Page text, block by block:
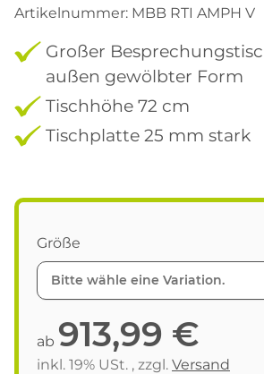
Artikelnummer: MBB RTI AMPH V
Großer
außen gewölbter Form
Tischhöhe 72 cm
Tischplatte 25 mm stark
Größe
Bitte wähle eine Variation.
ab 913,99 €
inkl. 19% USt. , zzgl. Versand